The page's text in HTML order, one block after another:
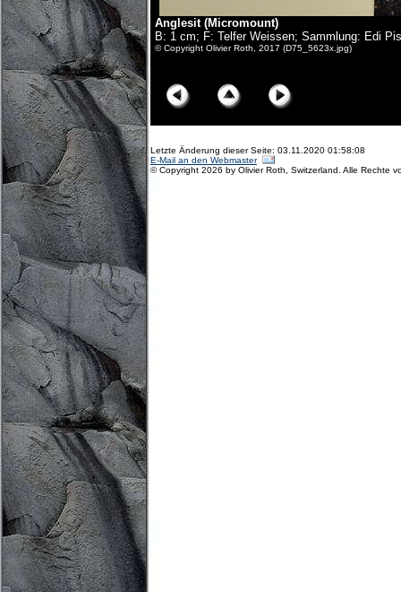
Anglesit (Micromount)
B: 1 cm; F: Telfer Weissen; Sammlung: Edi
© Copyright Olivier Roth, 2017 (D75_5623x.jpg)
Letzte Änderung dieser Seite: 03.11.2020 01:58:08
E-Mail an den Webmaster
© Copyright 2026 by Olivier Roth, Switzerland. Alle Rechte